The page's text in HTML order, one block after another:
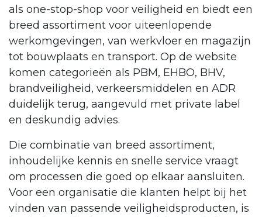
als one-stop-shop voor veiligheid en biedt een
breed assortiment voor uiteenlopende
werkomgevingen, van werkvloer en magazijn
tot bouwplaats en transport. Op de website
komen categorieën als PBM, EHBO, BHV,
brandveiligheid, verkeersmiddelen en ADR
duidelijk terug, aangevuld met private label
en deskundig advies.
Die combinatie van breed assortiment,
inhoudelijke kennis en snelle service vraagt
om processen die goed op elkaar aansluiten.
Voor een organisatie die klanten helpt bij het
vinden van passende veiligheidsproducten, is